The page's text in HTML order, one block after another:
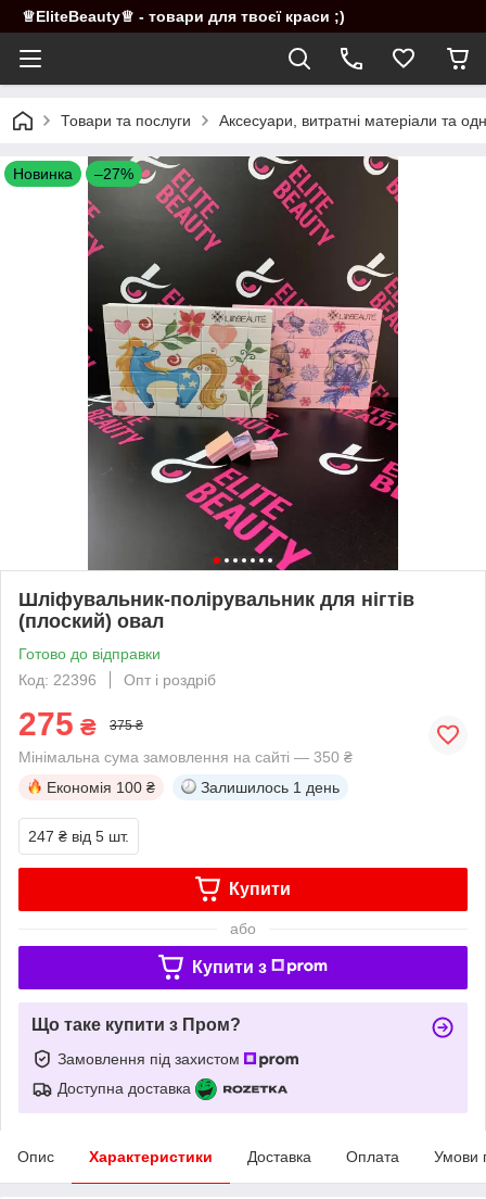
♕EliteBeauty♕ - товари для твоєї краси ;)
Товари та послуги Аксесуари, витратні матеріали та
Новинка –27%
Шліфувальник-полірувальник для нігтів
(плоский) овал
Готово до відправки
Код: 22396
Опт і роздріб
275 ₴ 375 ₴
Мінімальна сума замовлення на сайті — 350 ₴
Економія 100 ₴ Залишилось 1 день
247 ₴ від 5 шт.
Купити
або
Купити з
Що таке купити з Пром?
Замовлення під захистом
Доступна доставка
Опис Характеристики Доставка Оплата Умови